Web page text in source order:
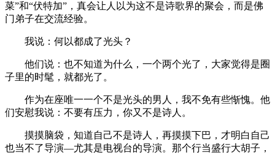
菜”和“伏特加”，真会让人以为这不是诗歌界的聚会，而是佛
门弟子在交流经验。
我说：何以都成了光头？
他们说：也不知道为什么，一个两个光了，大家觉得是圈
子里的时髦，就都光了。
作为在座唯一一个不是光头的男人，我不免有些惭愧。他
们安慰我说：不要有压力，你又不是诗人。
摸摸脑袋，知道自己不是诗人，再摸摸下巴，才明白自己
也当不了导演—尤其是电视台的导演。那个行当盛行大胡子，